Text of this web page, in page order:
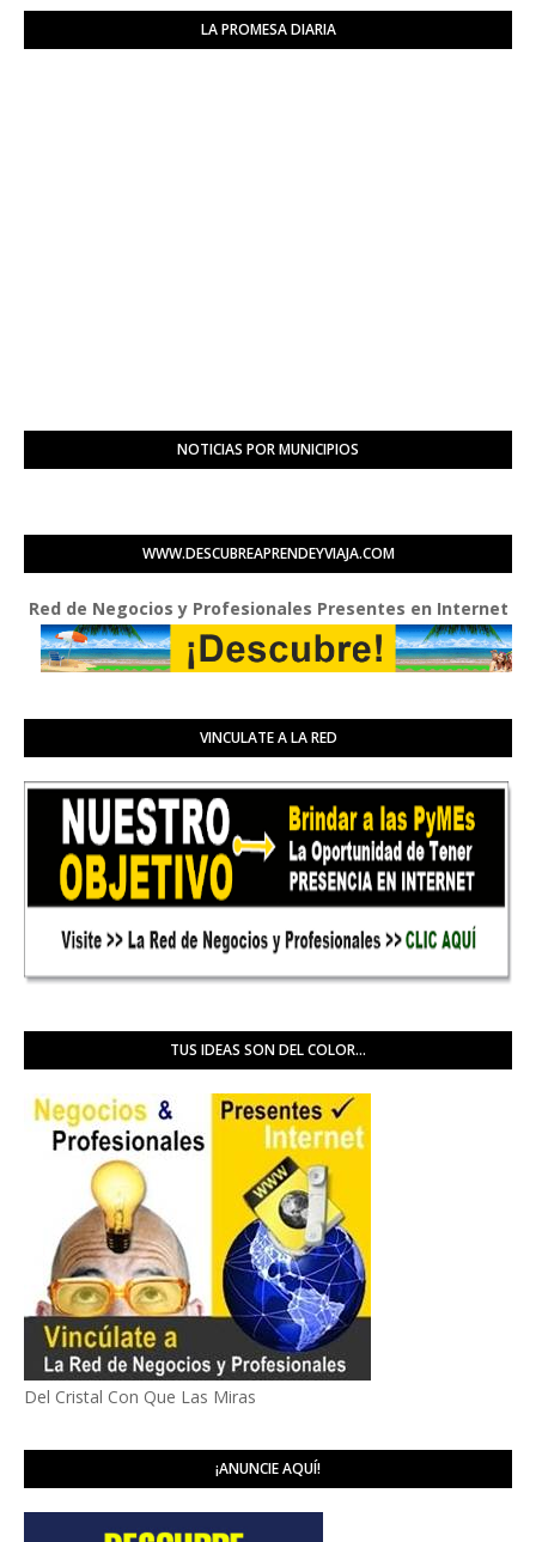
LA PROMESA DIARIA
NOTICIAS POR MUNICIPIOS
WWW.DESCUBREAPRENDEYVIAJA.COM
de Negocios y Profesionales Presentes en Internet
VINCULATE A LA RED
TUS IDEAS SON DEL COLOR...
Del Cristal Con Que Las Miras
¡ANUNCIE AQUÍ!